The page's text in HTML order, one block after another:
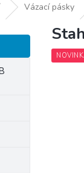
Vázací pásky